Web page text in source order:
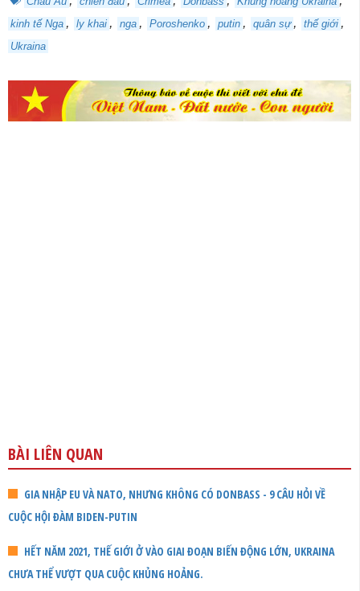
kinh tế Nga , ly khai , nga , Poroshenko , putin , quân sự , thế giới ,
Ukraina
BÀI LIÊN QUAN
GIA NHẬP EU VÀ NATO, NHƯNG KHÔNG CÓ DONBASS - 9 CÂU HỎI VỀ
CUỘC HỘI ĐÀM BIDEN-PUTIN
HẾT NĂM 2021, THẾ GIỚI Ở VÀO GIAI ĐOẠN BIẾN ĐỘNG LỚN, UKRAINA
CHƯA THỂ VƯỢT QUA CUỘC KHỦNG HOẢNG.